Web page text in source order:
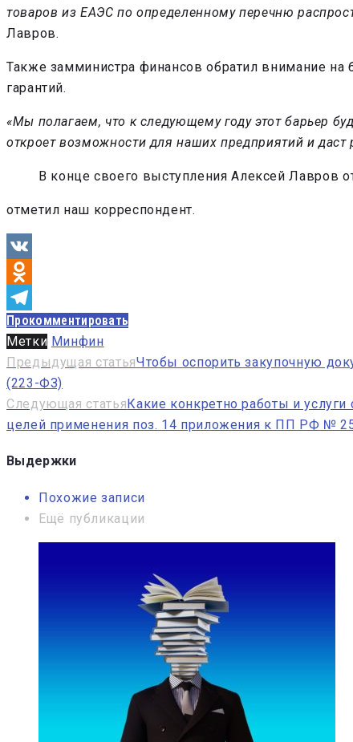
товаров из ЕАЭС по определенному перечню
Лавров.
Также замминистра финансов обратил внимание
гарантий.
«Мы полагаем, что к следующему году этот барьер
откроет возможности для наших предприятий и даст
В конце своего выступления Алексей Лавров
отметил наш корреспондент.
VK
Odnoklassniki
Telegram
Прокомментировать
Метки Минфин
Навигация
по
записям
Предыдущая статьяЧтобы оспорить закупочную
(223-ФЗ)
Следующая статьяКакие конкретно работы и
целей применения поз. 14 приложения к ПП РФ №
Выдержки
Похожие записи
Ещё публикации